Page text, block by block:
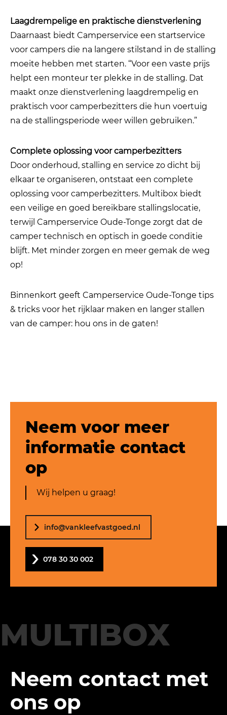
Laagdrempelige en praktische dienstverlening
Daarnaast biedt Camperservice een startservice
voor campers die na langere stilstand in de stalling
moeite hebben met starten. “Voor een vaste prijs
helpt een monteur ter plekke in de stalling. Dat
maakt onze dienstverlening laagdrempelig en
praktisch voor camperbezitters die hun voertuig
na de stallingsperiode weer willen gebruiken.”
Complete oplossing voor camperbezitters
Door onderhoud, stalling en service zo dicht bij
elkaar te organiseren, ontstaat een complete
oplossing voor camperbezitters. Multibox biedt
een veilige en goed bereikbare stallingslocatie,
terwijl Camperservice Oude-Tonge zorgt dat de
camper technisch en optisch in goede conditie
blijft. Met minder zorgen en meer gemak de weg
op!
Binnenkort geeft Camperservice Oude-Tonge tips
& tricks voor het rijklaar maken en langer stallen
van de camper: hou ons in de gaten!
Neem voor meer
informatie contact
op
Wij helpen u graag!
info@vankleefvastgoed.nl
078 30 30 002
MULTIBOX
Neem contact met
ons op